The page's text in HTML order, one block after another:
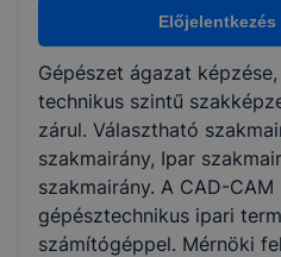
CAD-CAM
Vegyipar
KKK/PTT
KKK letöltése (pdf)
PTT letöltése (pdf)
Előjelentkezés
Gépészet ágazat
technikus szintű
zárul. Választható
szakmairány, Ipar
szakmairány. A CAD-
gépésztechnikus ipari
számítógéppel. Mérnöki